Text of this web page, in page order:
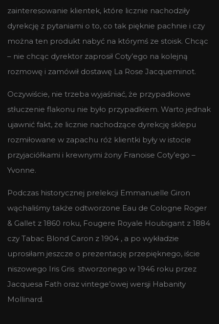
zainteresowanie klientek, które licznie nachodziły
dyrekcję z pytaniami o to, co tak pięknie pachnie i czy
można ten produkt nabyć na którymś ze stoisk. Chcąc
– nie chcąc dyrektor zaprosił Coty’ego na kolejną
rozmowę i zamówił dostawę La Rose Jacqueminot.
Oczywiście, nie trzeba wyjaśniać, że przypadkowe
stłuczenie flakonu nie było przypadkiem. Warto jednak
ujawnić fakt, że licznie nachodzące dyrekcję sklepu
rozmiłowane w zapachu róż klientki były w istocie
przyjaciółkami i krewnymi żony Franoise Coty’ego –
Yvonne.
Podczas historycznej prelekcji Emmanuelle Giron
wąchaliśmy także odtworzone Eau de Cologne Roger
& Gallet z 1860 roku, Fougere Royale Houbigant z 1884
czy Tabac Blond Caron z 1904 , a po wykładzie
uprosiłam jeszcze o prezentację przepięknego, iście
niszowego Iris Gris stworzonego w 1946 roku przez
Jacquesa Fath oraz vintege’owej wersji Habanity
Mollinard.